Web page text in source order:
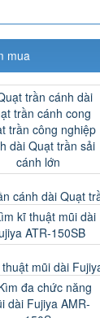
mua
cánh dài Quạt
mũi dài